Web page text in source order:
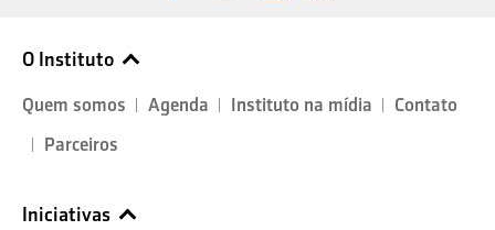
O Instituto
Quem somos Agenda Instituto na mídia
Contato
Parceiros
Iniciativas